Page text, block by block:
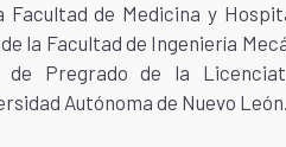
de Medicina y
la Facultad de Ingeniería
de Pregrado de la
Autónoma de Nuevo León.